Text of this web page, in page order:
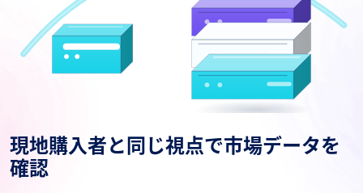
現地購入者と同じ視点で市場データを
確認